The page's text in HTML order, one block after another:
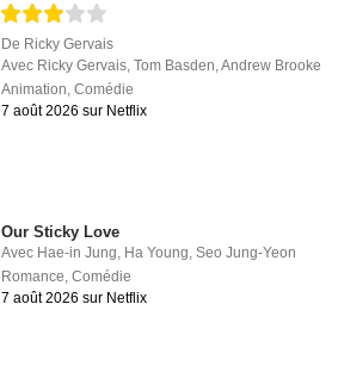
De Ricky Gervais
Avec Ricky Gervais,Tom Basden,Andrew Brooke
Animation,Comédie
7 août 2026 sur Netflix
Our Sticky Love
Avec Hae-in Jung Ha Young ,Seo Jung-Yeon
Romance ,Comédie
7 août 2026 sur Netflix